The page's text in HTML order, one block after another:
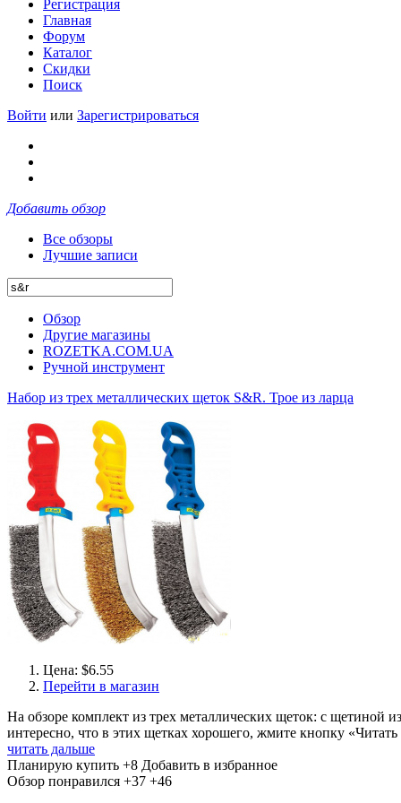
Регистрация
Главная
Форум
Каталог
Скидки
Поиск
Войти или Зарегистрироваться
Добавить обзор
Все обзоры
Лучшие записи
Обзор
Другие магазины
ROZETKA.COM.UA
Ручной инструмент
Набор из трех металлических щеток S&R. Трое из ларца
Цена: $6.55
Перейти в магазин
На обзоре комплект из трех металлических щеток: с щетиной
интересно, что в этих щетках хорошего, жмите кнопку «Читать
читать дальше
Планирую купить +8 Добавить в избранное
Обзор понравился +37 +46